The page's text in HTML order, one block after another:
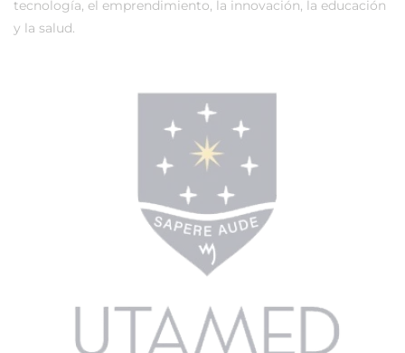
tecnología, el emprendimiento, la innovación, la educación
y la salud.